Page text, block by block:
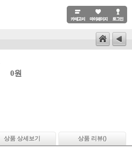
0원
상품 상세보기 상품 리뷰()